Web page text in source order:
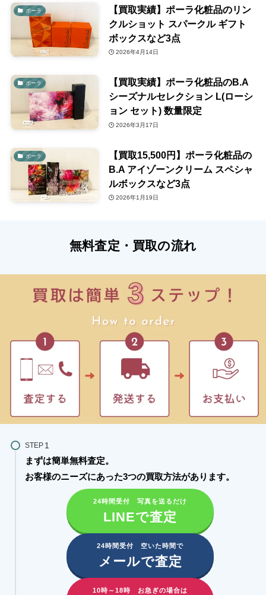
ポーラ
【買取実績】ポーラ化粧品のリン
クルショット スパークル ギフト
ボックスなど3点
2026年4月14日
ポーラ
【買取実績】ポーラ化粧品のB.A
シーズナルセレクション L(ローシ
ョン セット) 数量限定
2026年3月17日
ポーラ
【買取15,500円】ポーラ化粧品の
B.A アイゾーンクリーム スペシャ
ルボックスなど3点
2026年1月19日
無料査定・買取の流れ
STEP
まずは簡単無料査定。
お客様のニーズにあった3つの買取方法があります。​
24時間受付 写真を送るだけ
LINEで査定
24時間受付 空いた時間で
メールで査定
10時～18時 お急ぎの場合は